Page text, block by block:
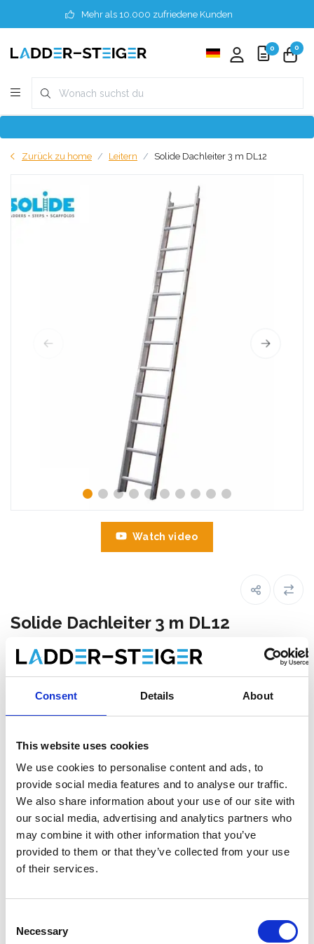
Consent Details About
This website uses cookies
We use cookies to personalise content and ads, to
provide social media features and to analyse our traffic.
We also share information about your use of our site with
our social media, advertising and analytics partners who
may combine it with other information that you’ve
provided to them or that they’ve collected from your use
of their services.
Selection
Necessary
Mehr als 10.000 zufriedene Kunden
0 0
Zurück zu home Leitern Solide Dachleiter 3 m DL12
Watch video
Solide Dachleiter 3 m DL12
Bitte wählen Sie:*
Gratis Versand innerhalb von 1-3 Werktagen, oder
abholen in Maaseik (Kontakt unsere kundendienst)
Zum Warenkorb hinzufügen